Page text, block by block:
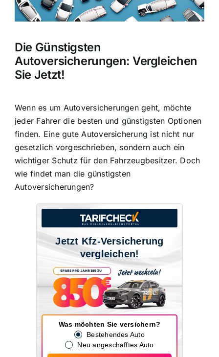
Die Günstigsten
Autoversicherungen: Vergleichen
Sie Jetzt!
Wenn es um Autoversicherungen geht, möchte
jeder Fahrer die besten und günstigsten Optionen
finden. Eine gute Autoversicherung ist nicht nur
gesetzlich vorgeschrieben, sondern auch ein
wichtiger Schutz für den Fahrzeugbesitzer. Doch
wie findet man die günstigsten
Autoversicherungen?
Jetzt Kfz-Versicherung
vergleichen!
Was möchten Sie versichern?
Bestehendes Auto
Neu angeschafftes Auto